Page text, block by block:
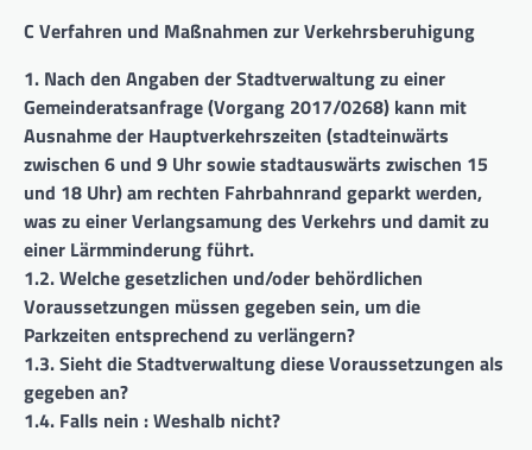
C Verfahren und Maßnahmen zur Verkehrsberuhigung
1. Nach den Angaben der Stadtverwaltung zu einer
Gemeinderatsanfrage (Vorgang 2017/0268) kann mit
Ausnahme der Hauptverkehrszeiten (stadteinwärts
zwischen 6 und 9 Uhr sowie stadtauswärts zwischen 15
und 18 Uhr) am rechten Fahrbahnrand geparkt werden,
was zu einer Verlangsamung des Verkehrs und damit zu
einer Lärmminderung führt.
1.2. Welche gesetzlichen und/oder behördlichen
Voraussetzungen müssen gegeben sein, um die
Parkzeiten entsprechend zu verlängern?
1.3. Sieht die Stadtverwaltung diese Voraussetzungen als
gegeben an?
1.4. Falls nein : Weshalb nicht?